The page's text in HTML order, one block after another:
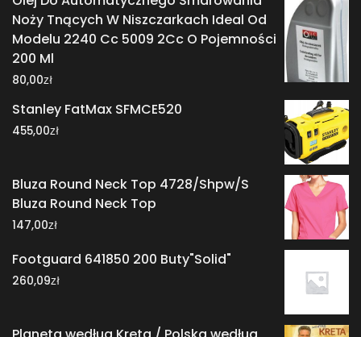
Noży Tnących W Niszczarkach Ideal Od
Modelu 2240 Cc 5009 2Cc O Pojemności
200 Ml
80,00zł
Stanley FatMax SFMCE520
455,00zł
Bluza Round Neck Top 4728/Shpw/S
Bluza Round Neck Top
147,00zł
Footguard 641850 200 Buty"Solid"
260,09zł